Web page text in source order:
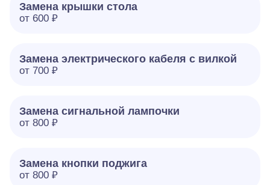
Замена крышки стола
от 600 ₽
Замена электрического кабеля с вилкой
от 700 ₽
Замена сигнальной лампочки
от 800 ₽
Замена кнопки поджига
от 800 ₽